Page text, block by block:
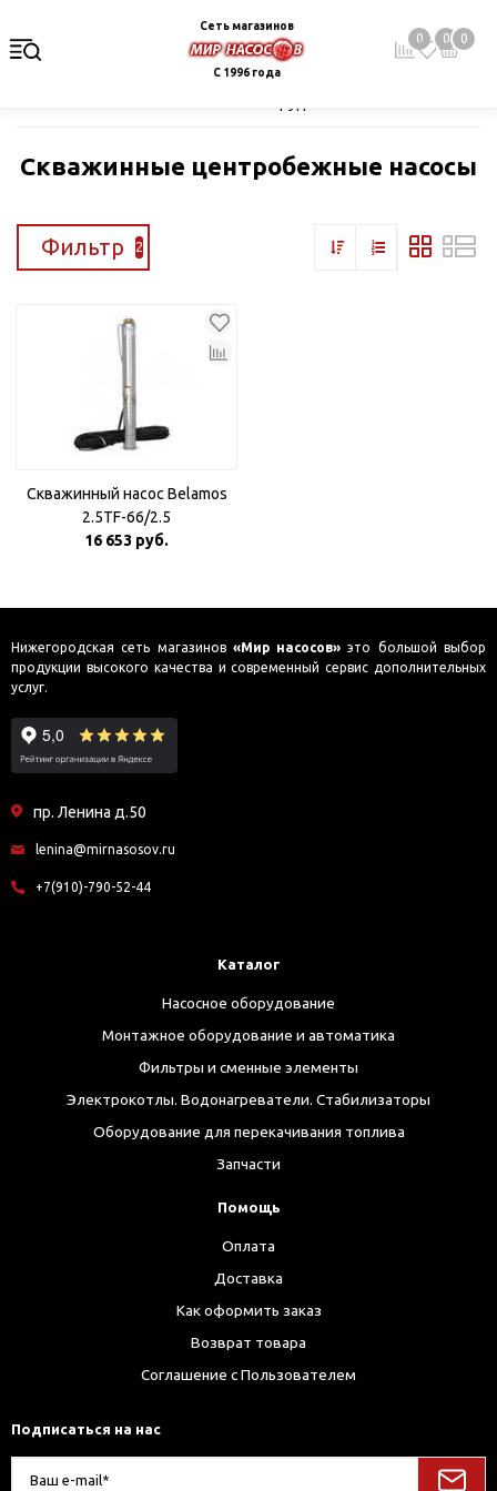
Сеть магазинов
С 1996 года
0 0 0
Скважинные центробежные насосы
Фильтр 2
Скважинный насос Belamos
2.5TF-66/2.5
16 653 руб.
Нижегородская сеть магазинов «Мир насосов» это большой выбор
продукции высокого качества и современный сервис дополнительных
услуг.
пр. Ленина д.50
lenina@mirnasosov.ru
+7(910)-790-52-44
Каталог
Насосное оборудование
Монтажное оборудование и автоматика
Фильтры и сменные элементы
Электрокотлы. Водонагреватели. Стабилизаторы
Оборудование для перекачивания топлива
Запчасти
Помощь
Оплата
Доставка
Как оформить заказ
Возврат товара
Соглашение с Пользователем
Подписаться на нас